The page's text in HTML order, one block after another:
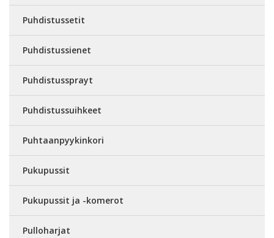
Puhdistussetit
Puhdistussienet
Puhdistussprayt
Puhdistussuihkeet
Puhtaanpyykinkori
Pukupussit
Pukupussit ja -komerot
Pulloharjat